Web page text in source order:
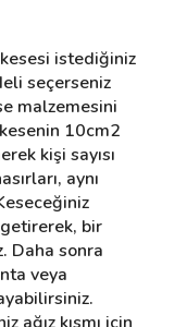
istediğiniz
seçerseniz
malzemesini
10cm2
kişi sayısı
aynı
bir
Daha sonra
veya
ağız kısmı için